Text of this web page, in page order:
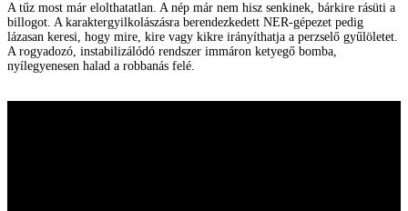
A tűz most már elolthatatlan. A nép már nem hisz senkinek, bárkire rásüti a
billogot. A karaktergyilkolászásra berendezkedett NER-gépezet pedig
lázasan keresi, hogy mire, kire vagy kikre irányíthatja a perzselő gyűlöletet.
A rogyadozó, instabilizálódó rendszer immáron ketyegő bomba,
nyílegyenesen halad a robbanás felé.